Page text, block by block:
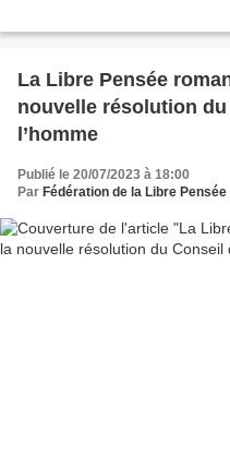
La Libre Pensée
nouvelle résolution
l’homme
Publié le 20/07/2023 à 18:00
Par Fédération de la Libre